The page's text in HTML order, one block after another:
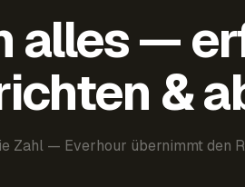
alles —
&
Zahl — Everhour übernimmt den